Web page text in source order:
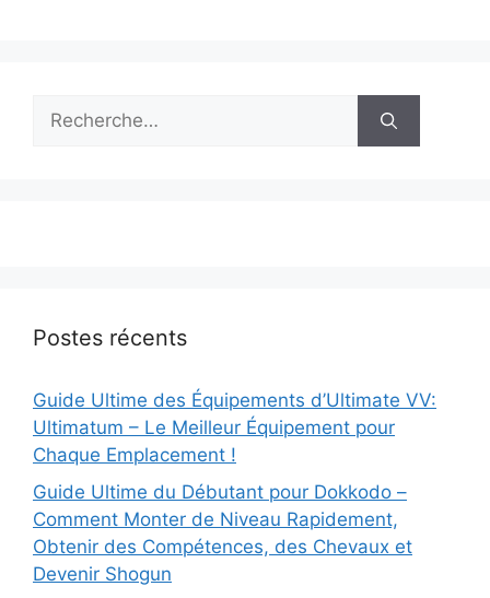
Rechercher :
Postes récents
Guide Ultime des Équipements d’Ultimate VV:
Ultimatum – Le Meilleur Équipement pour
Chaque Emplacement !
Guide Ultime du Débutant pour Dokkodo –
Comment Monter de Niveau Rapidement,
Obtenir des Compétences, des Chevaux et
Devenir Shogun